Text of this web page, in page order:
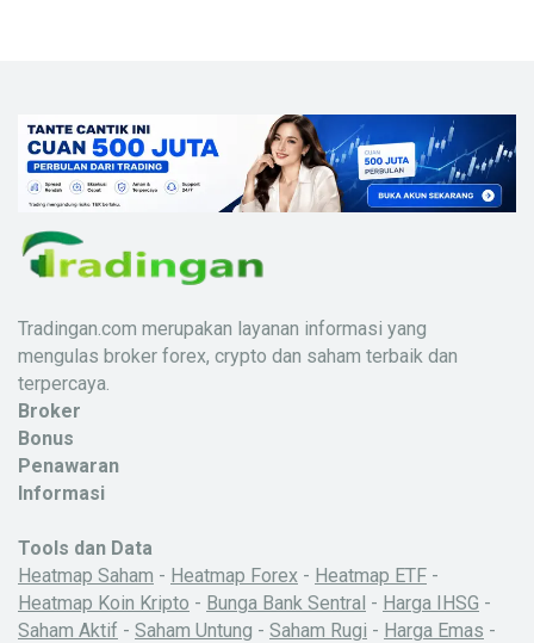
Tradingan.com merupakan layanan informasi yang
mengulas broker forex, crypto dan saham terbaik dan
terpercaya.
Broker
Bonus
Penawaran
Informasi
Tools dan Data
Heatmap Saham - Heatmap Forex - Heatmap ETF -
Heatmap Koin Kripto - Bunga Bank Sentral - Harga IHSG -
Saham Aktif - Saham Untung - Saham Rugi - Harga Emas -